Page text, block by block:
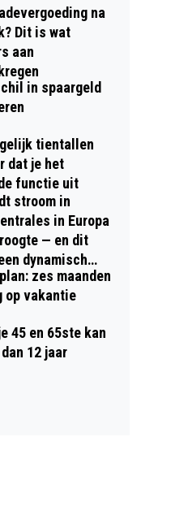
na
Dit is wat
aan
in spaargeld
tientallen
dat je het
functie uit
stroom in
in Europa
— en dit
dynamisch
zes maanden
op vakantie
45 en 65ste kan
12 jaar